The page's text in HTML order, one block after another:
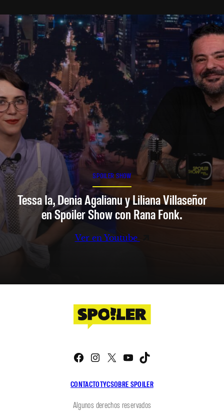
SPOILER SHOW
Tessa Ia, Denia Agalianu y Liliana Villaseñor
en Spoiler Show con Rana Fonk.
Ver en Youtube
CONTACTOTYCSOBRE SPOILER
Facebook
Instagram
X YouTube
Algunos derechos reservados